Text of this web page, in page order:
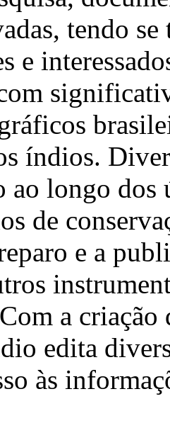
tendo
e
índios.
ao longo
de
e a
a
edita
às